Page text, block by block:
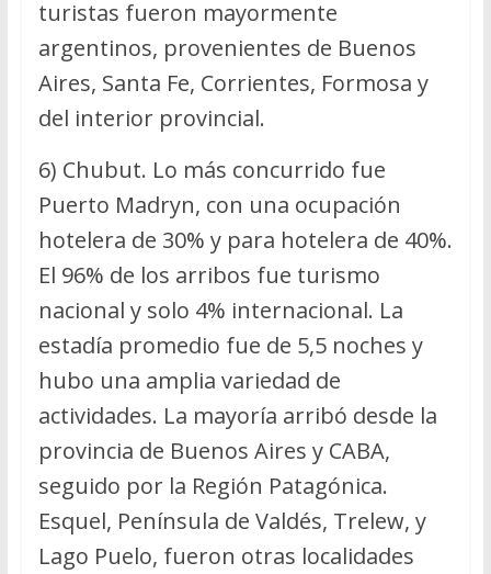
turistas fueron mayormente
argentinos, provenientes de Buenos
Aires, Santa Fe, Corrientes, Formosa y
del interior provincial.
6) Chubut. Lo más concurrido fue
Puerto Madryn, con una ocupación
hotelera de 30% y para hotelera de 40%.
El 96% de los arribos fue turismo
nacional y solo 4% internacional. La
estadía promedio fue de 5,5 noches y
hubo una amplia variedad de
actividades. La mayoría arribó desde la
provincia de Buenos Aires y CABA,
seguido por la Región Patagónica.
Esquel, Península de Valdés, Trelew, y
Lago Puelo, fueron otras localidades